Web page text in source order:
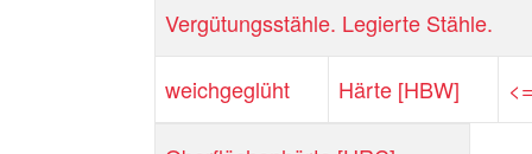
Vergütungsstähle. Legierte Stähle.
weichgeglüht Härte [HBW]